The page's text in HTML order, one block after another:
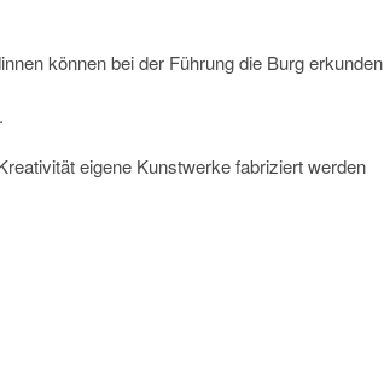
können bei der Führung die Burg erkunden
eigene Kunstwerke fabriziert werden